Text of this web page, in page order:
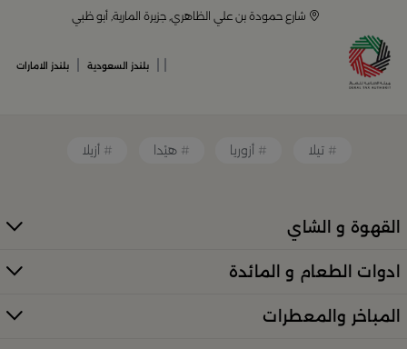
أدوات القهوة والشاي الفريدة
قطع أثاث صغيرة وأكسسوارات مبتكرة
معطرات وإضاءات تضفي أجواءً فريدة في المكان
العصري والأناقة العملية. تصفّح الأقسام الكاملة عبر:
شارع حمودة بن علي الظاهري, جزيرة المارية, أبو ظبي
بلندز السعودية بلندز الامارات
تيلا أزوريا هيْدا أزيلا
القهوة و الشاي
ادوات الطعام و المائدة
المباخر والمعطرات